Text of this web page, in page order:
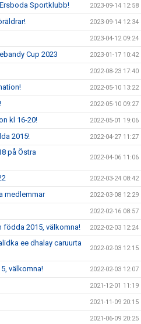
Sportklubb! 2023-09-14 12:58
2023-09-14 12:34
2023-04-12 09:24
Cup 2023 2023-01-17 10:42
2022-08-23 17:40
2022-05-10 13:22
2022-05-10 09:27
kl 16-20! 2022-05-01 19:06
2015! 2022-04-27 11:27
på Östra
2022-04-06 11:06
2022-03-24 08:42
medlemmar 2022-03-08 12:29
2022-02-16 08:57
2015, välkomna! 2022-02-03 12:24
ee dhalay caruurta
2022-02-03 12:15
välkomna! 2022-02-03 12:07
2021-12-01 11:19
2021-11-09 20:15
2021-06-09 20:25